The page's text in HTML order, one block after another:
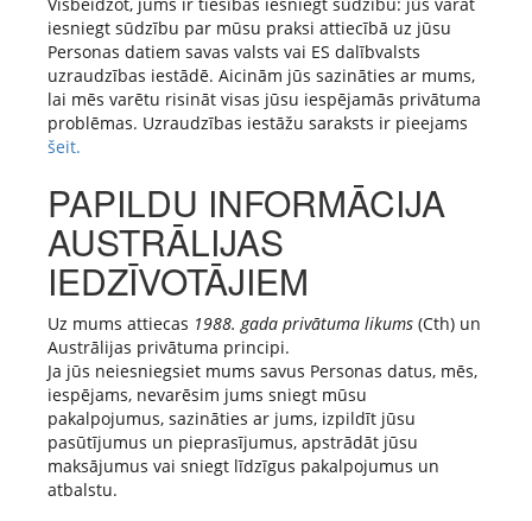
iesniegt sūdzību par mūsu praksi attiecībā uz jūsu
Personas datiem savas valsts vai ES dalībvalsts
uzraudzības iestādē. Aicinām jūs sazināties ar mums,
lai mēs varētu risināt visas jūsu iespējamās privātuma
problēmas. Uzraudzības iestāžu saraksts ir pieejams
šeit.
PAPILDU INFORMĀCIJA
AUSTRĀLIJAS
IEDZĪVOTĀJIEM
Uz mums attiecas 1988. gada privātuma likums (Cth) un
Austrālijas privātuma principi.
Ja jūs neiesniegsiet mums savus Personas datus, mēs,
iespējams, nevarēsim jums sniegt mūsu
pakalpojumus, sazināties ar jums, izpildīt jūsu
pasūtījumus un pieprasījumus, apstrādāt jūsu
maksājumus vai sniegt līdzīgus pakalpojumus un
atbalstu.